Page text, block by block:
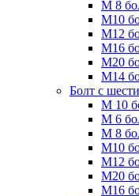
М 8
М10
М12
М16
М20
М14
Болт с
М 10
М 6
М 8
М10
М12
М20
М16